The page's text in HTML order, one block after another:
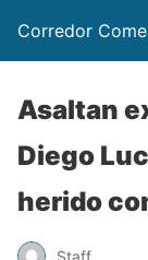
Corredor
Asaltan
Diego
herido
Staff